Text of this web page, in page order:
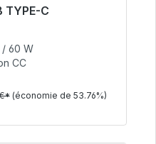
TYPE-C
€
/ 60 W
CC
(économie de 53.76%)